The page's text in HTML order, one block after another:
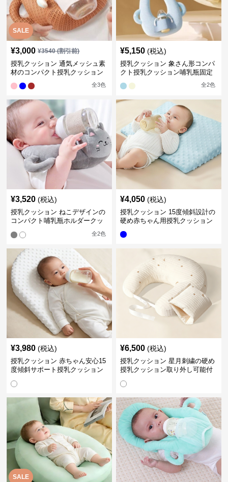
SALE
¥3,000 ¥3540(割引前)
授乳クッション 通気メッシュ素
材のコンパクト授乳クッション
全3色
¥5,150 (税込)
授乳クッション 象さん形コンパ
クト授乳クッション哺乳瓶固定
全2色
¥3,520 (税込)
授乳クッション ねこデザインの
コンパクト哺乳瓶ホルダークッ
全2色
¥4,050 (税込)
授乳クッション 15度傾斜設計の
硬め赤ちゃん用授乳クッション
¥3,980 (税込)
授乳クッション 赤ちゃん安心15
度傾斜サポート授乳クッション
¥6,500 (税込)
授乳クッション 星月刺繍の硬め
授乳クッション取り外し可能付
SALE